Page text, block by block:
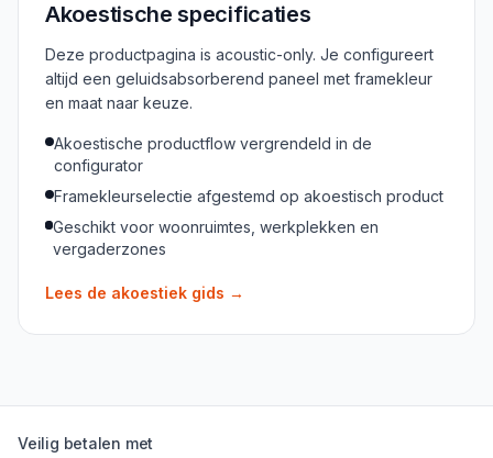
Akoestische specificaties
Deze productpagina is acoustic-only. Je configureert
altijd een geluidsabsorberend paneel met framekleur
en maat naar keuze.
Akoestische productflow vergrendeld in de
configurator
Framekleurselectie afgestemd op akoestisch product
Geschikt voor woonruimtes, werkplekken en
vergaderzones
Lees de akoestiek gids →
Veilig betalen met